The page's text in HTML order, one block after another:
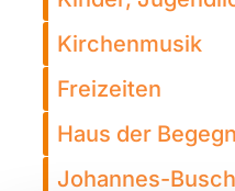
Kirchenmusik
Freizeiten
Haus der
Johannes-